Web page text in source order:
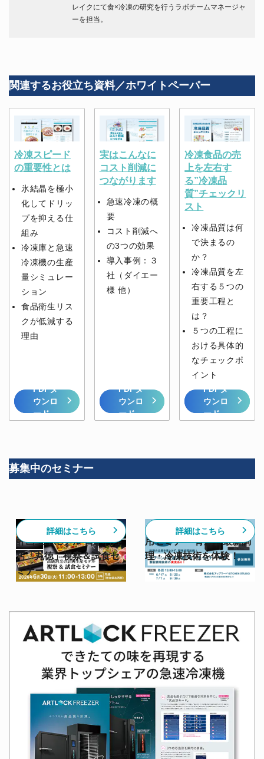
レイクにて食×冷凍の研究を行うラボチームマネージャ
ーを担当。
関連するお役立ち資料／ホワイトペーパー
冷凍スピード
の重要性とは
氷結晶を極小
化してドリッ
プを抑える仕
組み
冷凍庫と急速
冷凍機の生産
量シミュレー
ション
食品衛生リス
クが低減する
理由
PDFダ
ウンロ
ード
実はこんなに
コスト削減に
つながります
急速冷凍の概
要
コスト削減へ
の3つの効果
導入事例：３
社（ダイエー
様 他）
PDFダ
ウンロ
ード
冷凍食品の売
上を左右す
る”冷凍品
質”チェックリ
スト
冷凍品質は何
で決まるの
か？
冷凍品質を左
右する５つの
重要工程と
は？
５つの工程に
おける具体的
なチェックポ
イント
PDFダ
ウンロ
ード
募集中のセミナー
【6/30開催】高級割烹の
計画生産モデル 日本料理
店「丸徳」視察＆試食セ
ミナー
詳細はこちら
【スチコン✕急速冷凍活
用セミナー 青森】最新調
理・冷凍技術を体験！
詳細はこちら